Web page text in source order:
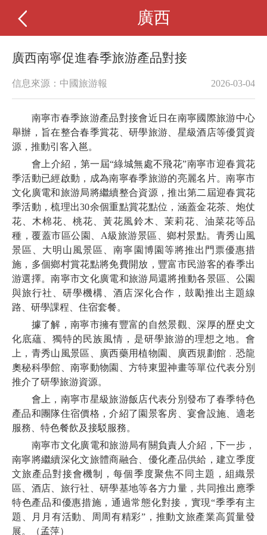
廣西
廣西南寧促進春季旅游產品對接
信息來源：中國旅游報 2026-03-04
南寧市春季旅游產品對接會近日在南寧國際旅游中心
舉辦，旨在整合春季賞花、研學旅游、星級酒店等優質資
源，推動引客入邕。
會上介紹，第一屆“綠城無處不飛花”南寧市迎春賞花
季活動已經啟動，成為南寧春季旅游的亮麗名片。南寧市
文化廣電和旅游局將繼續整合資源，推出第二屆迎春賞花
季活動，梳理出30余個重點賞花點位，涵蓋金花茶、炮仗
花、木棉花、桃花、黃花風鈴木、茉莉花、油菜花等品
種，覆蓋市區公園、A級旅游景區、鄉村景點。青秀山風
景區、大明山風景區、南寧園博園等將推出門票優惠措
施，多個鄉村賞花點將免費開放，豐富市民游客的春季出
游選擇。南寧市文化廣電和旅游局還將推動各景區、公園
與旅行社、研學機構、酒店深化合作，鼓勵推出主題線
路、研學課程、住宿套餐。
據了解，南寧市擁有豐富的自然景觀、深厚的歷史文
化底蘊、獨特的民族風情，是研學旅游的理想之地。會
上，青秀山風景區、廣西藥用植物園、廣西規劃館﹒恐龍
奧秘科學館、南寧動物園、方特東盟神畫等單位代表分別
推介了研學旅游資源。
會上，南寧市星級旅游飯店代表分別發布了春季特色
產品和團隊住宿價格，介紹了園景客房、宴會設施、適老
服務、特色餐飲及接駁服務。
南寧市文化廣電和旅游局有關負責人介紹，下一步，
南寧將繼續深化文旅體商融合、優化產品供給，建立季度
文旅產品對接會機制，每個季度聚焦不同主題，組織景
區、酒店、旅行社、研學基地等各方力量，共同推出應季
特色產品和優惠措施，通過常態化對接，實現“季季有主
題、月月有活動、周周有精彩”，推動文旅產業高質量發
展。（孟萍）